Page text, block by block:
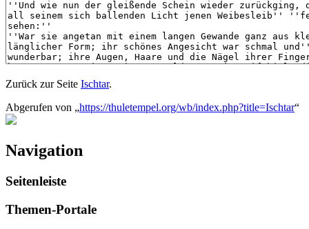
Zurück zur Seite Ischtar.
Abgerufen von „https://thuletempel.org/wb/index.php?title=Ischtar“
Navigation
Seitenleiste
Themen-Portale